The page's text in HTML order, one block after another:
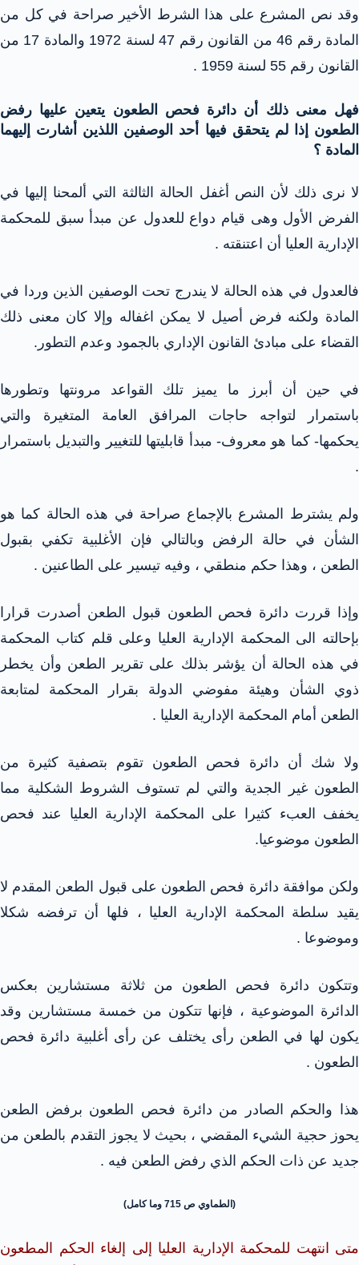
وقد نص المشرع على هذا الشرط الأخير صراحة في كل من
المادة رقم 46 من القانون رقم 47 لسنة 1972 والمادة 17 من
القانون رقم 55 لسنة 1959 .
فهل معنى ذلك أن دائرة فحص الطعون يتعين عليها رفض
الطعون إذا لم يتحقق فيها أحد الوصفين اللذين أشارت إليهما
المادة ؟
لا نرى ذلك لأن النص أغفل الحالة الثالثة التي ألمحنا إليها في
الفرض الأول وهى قيام دواع للعدول عن مبدأ سبق للمحكمة
الإدارية العليا أن اعتنقته .
فالعدول في هذه الحالة لا يندرج تحت الوصفين الذين وردا في
المادة ولكنه فرض أصيل لا يمكن اغفاله وإلا كان معنى ذلك
القضاء على مبادئ القانون الإداري بالجمود وعدم التطور.
في حين أن أبرز ما يميز تلك القواعد مرونتها وتطورها
باستمرار لتواجه حاجات المرافق العامة المتغيرة والتي
يحكمها- كما هو معروف- مبدأ قابليتها للتغيير والتبديل باستمرار
.
ولم يشترط المشرع بالإجماع صراحة في هذه الحالة كما هو
الشأن في حالة الرفض وبالتالي فإن الأغلبية تكفي بقبول
الطعن ، وهذا حكم منطقي ، وفيه تيسير على الطاعنين .
وإذا قررت دائرة فحص الطعون قبول الطعن أصدرت قرارا
بإحالته الى المحكمة الإدارية العليا وعلى قلم كتاب المحكمة
في هذه الحالة أن يؤشر بذلك على تقرير الطعن وأن يخطر
ذوي الشأن وهيئة مفوضي الدولة بقرار المحكمة لمتابعة
الطعن أمام المحكمة الإدارية العليا .
ولا شك أن دائرة فحص الطعون تقوم بتصفية كثيرة من
الطعون غير الجدية والتي لم تستوف الشروط الشكلية مما
يخفف العبء كثيرا على المحكمة الإدارية العليا عند فحص
الطعون موضوعيا.
ولكن موافقة دائرة فحص الطعون على قبول الطعن المقدم لا
يقيد سلطة المحكمة الإدارية العليا ، فلها أن ترفضه شكلا
وموضوعا .
وتتكون دائرة فحص الطعون من ثلاثة مستشارين بعكس
الدائرة الموضوعية ، فإنها تتكون من خمسة مستشارين وقد
يكون لها في الطعن رأى يختلف عن رأى أغلبية دائرة فحص
الطعون .
هذا والحكم الصادر من دائرة فحص الطعون برفض الطعن
يحوز حجية الشيء المقضي ، بحيث لا يجوز التقدم بالطعن من
جديد عن ذات الحكم الذي رفض الطعن فيه .
(الطماوي ص 715 وما كامل)
متى انتهت للمحكمة الإدارية العليا إلى إلغاء الحكم المطعون